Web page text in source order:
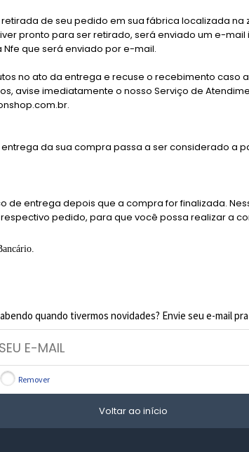
de seu pedido em sua fábrica localizada na
pronto para ser retirado, será enviado um e-
que será enviado por e-mail.
no ato da entrega e recuse o recebimento
avise imediatamente o nosso Serviço de
da sua compra passa a ser considerado a
de entrega depois que a compra for finalizada.
pedido, para que você possa realizar a
quando tivermos novidades? Envie seu e-mail
Remover
Voltar ao início